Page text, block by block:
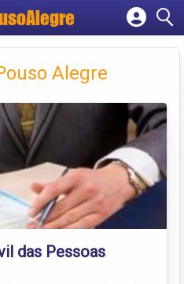
empresa
conta Alegre
das Pessoas